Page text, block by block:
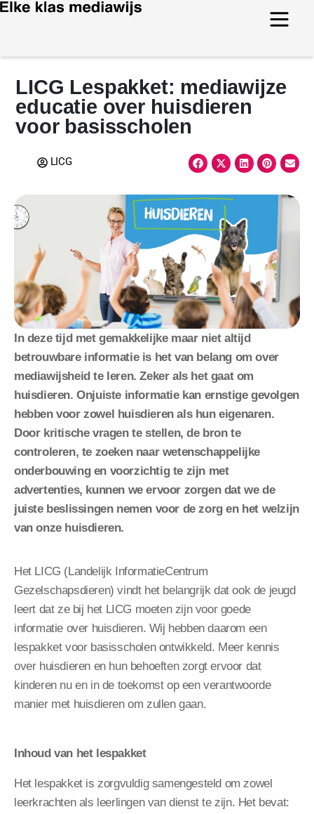
LICG Lespakket: mediawijze
educatie over huisdieren
voor basisscholen
LICG
In deze tijd met gemakkelijke maar niet altijd
betrouwbare informatie is het van belang om over
mediawijsheid te leren. Zeker als het gaat om
huisdieren. Onjuiste informatie kan ernstige gevolgen
hebben voor zowel huisdieren als hun eigenaren.
Door kritische vragen te stellen, de bron te
controleren, te zoeken naar wetenschappelijke
onderbouwing en voorzichtig te zijn met
advertenties, kunnen we ervoor zorgen dat we de
juiste beslissingen nemen voor de zorg en het welzijn
van onze huisdieren.
Het LICG (Landelijk InformatieCentrum
Gezelschapsdieren) vindt het belangrijk dat ook de jeugd
leert dat ze bij het LICG moeten zijn voor goede
informatie over huisdieren. Wij hebben daarom een
lespakket voor basisscholen ontwikkeld. Meer kennis
over huisdieren en hun behoeften zorgt ervoor dat
kinderen nu en in de toekomst op een verantwoorde
manier met huisdieren om zullen gaan.
Inhoud van het lespakket
Het lespakket is zorgvuldig samengesteld om zowel
leerkrachten als leerlingen van dienst te zijn. Het bevat: